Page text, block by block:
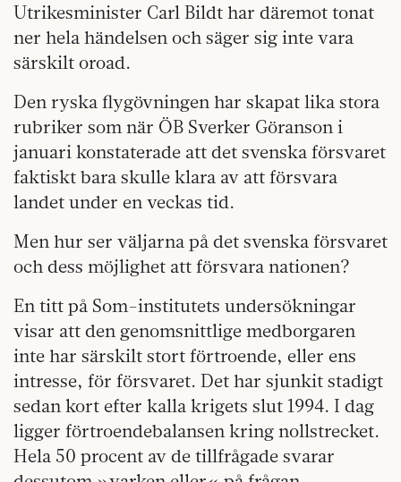
Utrikesminister Carl Bildt har däremot tonat
ner hela händelsen och säger sig inte vara
särskilt oroad.
Den ryska flygövningen har skapat lika stora
rubriker som när ÖB Sverker Göranson i
januari konstaterade att det svenska försvaret
faktiskt bara skulle klara av att försvara
landet under en veckas tid.
Men hur ser väljarna på det svenska försvaret
och dess möjlighet att försvara nationen?
En titt på Som-institutets undersökningar
visar att den genomsnittlige medborgaren
inte har särskilt stort förtroende, eller ens
intresse, för försvaret. Det har sjunkit stadigt
sedan kort efter kalla krigets slut 1994. I dag
ligger förtroendebalansen kring nollstrecket.
Hela 50 procent av de tillfrågade svarar